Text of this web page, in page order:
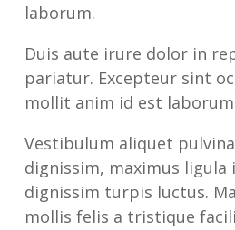
laborum.
Duis aute irure dolor in
pariatur. Excepteur sint
mollit anim id est
Vestibulum aliquet
dignissim, maximus ligula
dignissim turpis luctus.
mollis felis a tristique